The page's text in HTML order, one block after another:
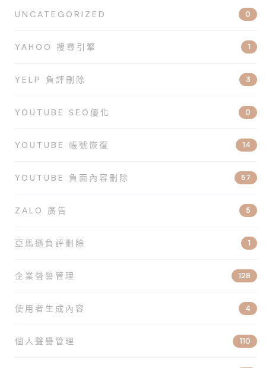
UNCATEGORIZED 0
YAHOO 搜尋引擎 1
YELP 負評刪除 3
YOUTUBE SEO優化 0
YOUTUBE 帳號恢復 14
YOUTUBE 負面內容刪除 57
ZALO 廣告 5
亞馬遜負評刪除 1
企業聲譽管理 128
使用者生成內容 4
個人聲譽管理 110